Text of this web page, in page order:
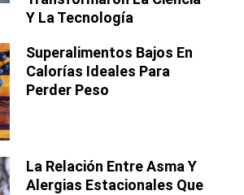
Y La Tecnología
Superalimentos Bajos En
Calorías Ideales Para
Perder Peso
La Relación Entre Asma Y
Alergias Estacionales Que